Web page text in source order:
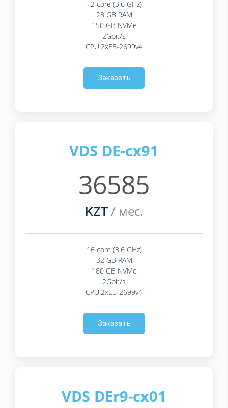
12 core (3.6 GHz)
23 GB RAM
150 GB NVMe
2Gbit/s
CPU:2xE5-2699v4
Заказать
VDS DE-cx91
36585
KZT / мес.
16 core (3.6 GHz)
32 GB RAM
180 GB NVMe
2Gbit/s
CPU:2xE5-2699v4
Заказать
VDS DEr9-cx01